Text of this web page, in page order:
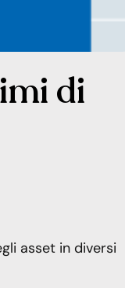
di
asset in diversi